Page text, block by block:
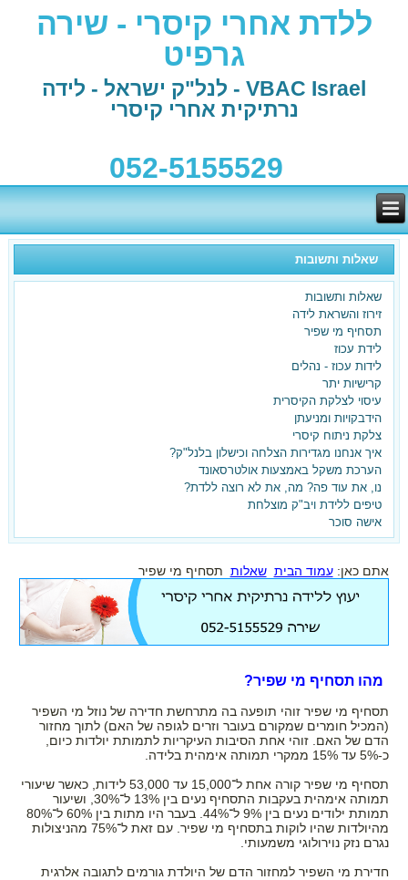
ללדת אחרי קיסרי - שירה
גרפיט
VBAC Israel - לנל"ק ישראל - לידה
נרתיקית אחרי קיסרי
052-5155529
שאלות ותשובות
שאלות ותשובות
זירוז והשראת לידה
תסחיף מי שפיר
לידת עכוז
לידות עכוז - נהלים
קרישיות יתר
עיסוי לצלקת הקיסרית
הידבקויות ומניעתן
צלקת ניתוח קיסרי
איך אנחנו מגדירות הצלחה וכישלון בלנל"ק?
הערכת משקל באמצעות אולטרסאונד
נו, את עוד פה? מה, את לא רוצה ללדת?
טיפים ללידת ויב"ק מוצלחת
אישה סוכר
אתם כאן:עמוד הבית שאלות תסחיף מי שפיר
מהו תסחיף מי שפיר?
תסחיף מי שפיר זוהי תופעה בה מתרחשת חדירה של נוזל מי השפיר
(המכיל חומרים שמקורם בעובר וזרים לגופה של האם) לתוך מחזור
הדם של האם. זוהי אחת הסיבות העיקריות לתמותת יולדות כיום,
כ-5% עד 15% ממקרי תמותה אימהית בלידה.
תסחיף מי שפיר קורה אחת ל־15,000 עד 53,000 לידות, כאשר שיעורי
תמותה אימהית בעקבות התסחיף נעים בין 13% ל־30%, ושיעור
תמותת ילודים נעים בין 9% ל־44%. בעבר היו מתות בין 60% ל־80%
מהיולדות שהיו לוקות בתסחיף מי שפיר. עם זאת ל־75% מהניצולות
נגרם נזק נוירולוגי משמעותי.
חדירת מי השפיר למחזור הדם של היולדת גורמים לתגובה אלרגית
בלידה הקודמת ילדת בקיסרי
ועכשיו את רוצה אחרת?
ברוכה הבאה,
הגעת למקום הנכון!
הצטרפי עכשיו לאתר וקבלי את
המדריך ללידה נרתיקית אחרי קיסרי -
בחינם!!!